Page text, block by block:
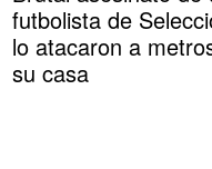
futbolista de
lo atacaron a
su casa